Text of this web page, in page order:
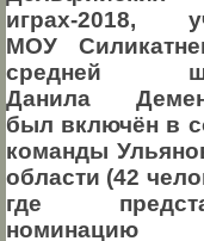
играх-2018,
МОУ
средней
Данила
был включён в
команды
области (42
где
номинацию